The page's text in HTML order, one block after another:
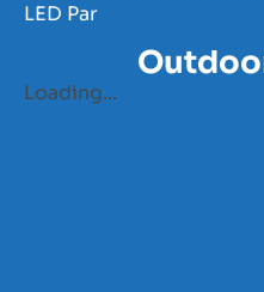
LED Par
Loading...